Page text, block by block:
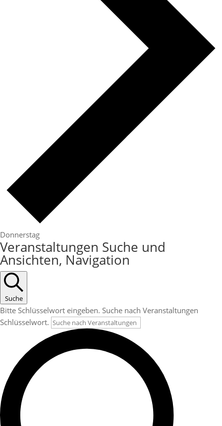
Donnerstag
Veranstaltungen
Veranstaltungen Suche und
Ansichten, Navigation
Suche
Bitte Schlüsselwort eingeben. Suche nach Veranstaltungen
Schlüsselwort.